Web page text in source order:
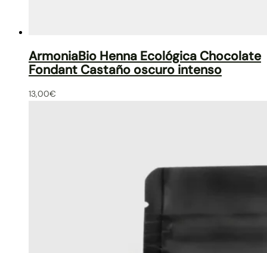
ArmoniaBio Henna Ecológica Chocolate
Fondant Castaño oscuro intenso
13,00€